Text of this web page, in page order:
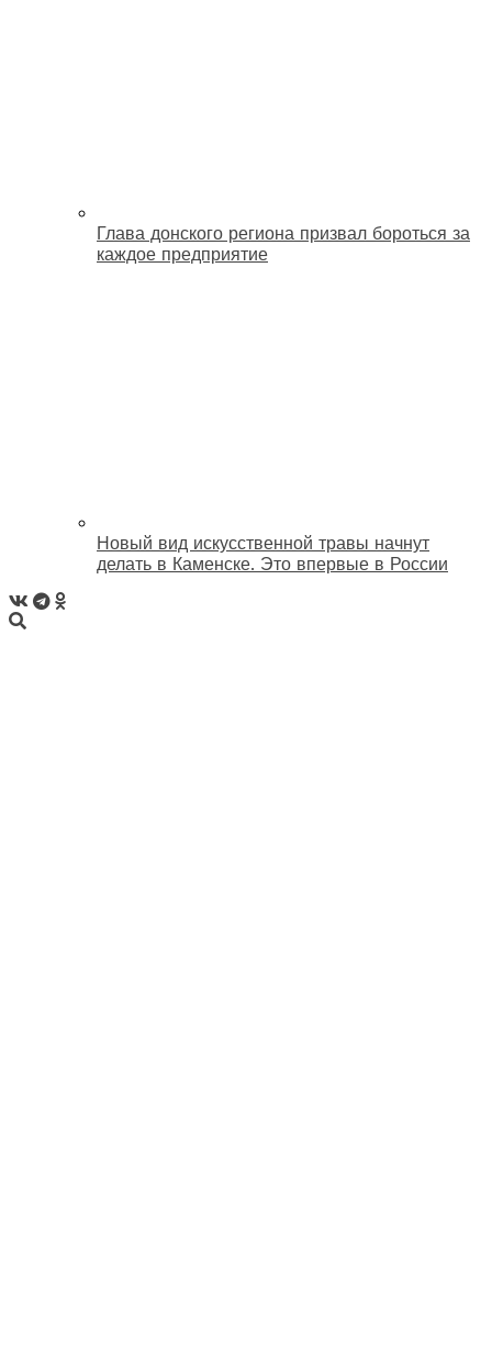
Глава донского региона призвал бороться за
каждое предприятие
Новый вид искусственной травы начнут
делать в Каменске. Это впервые в России